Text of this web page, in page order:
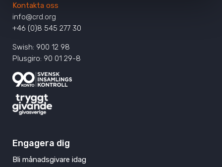
Kontakta oss
info@crd.org
+46 (0)8 545 277 30
Swish: 900 12 98
Plusgiro: 90 01 29-8
Engagera dig
Bli månadsgivare idag